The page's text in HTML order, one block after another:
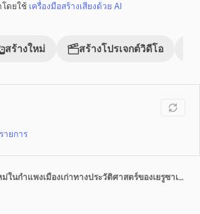
โดยใช้ เครื่องมือสร้างเสียงด้วย AI
สร้างใหม่ สร้างโปรเจกต์วิดีโอ
รายการ
การท่องเที่ยวสมัยใหม่ในกำแพงเมืองเก่าทางประวัติศาสตร์ของเยรูซาเล็ม